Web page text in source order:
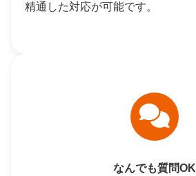
精通した対応が可能です。
なんでも質問OK